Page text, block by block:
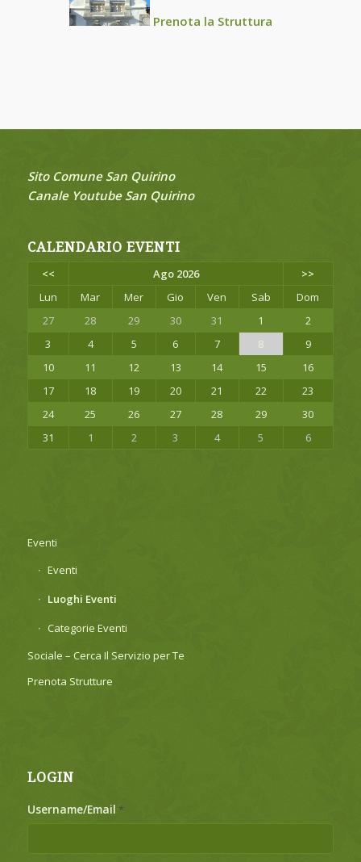
Prenota la Struttura
Sito Comune San Quirino
Canale Youtube San Quirino
CALENDARIO EVENTI
<< Ago 2026
>>
Lun
Mar Mer Gio Ven Sab
Dom
27
28 29 30 31 1
2
3
4 5 6 7 8
9
10
11 12 13 14 15
16
17
18 19 20 21 22
23
24
25 26 27 28 29
30
31
1 2 3 4 5 6
Eventi
Eventi
Luoghi Eventi
Categorie Eventi
Sociale – Cerca Il Servizio per Te
Prenota Strutture
LOGIN
Username/Email *